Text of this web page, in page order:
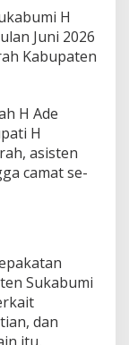
H
Juni 2026
Kabupaten
H Ade
H
asisten
camat se-
Sukabumi
dan